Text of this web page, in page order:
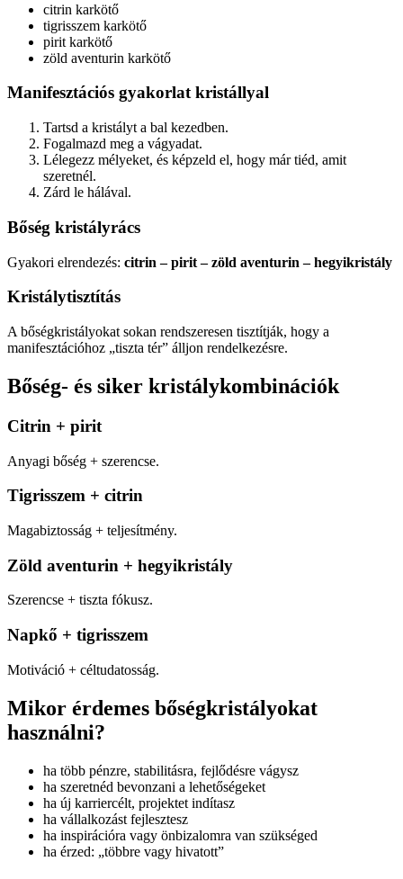
citrin karkötő
tigrisszem karkötő
pirit karkötő
zöld aventurin karkötő
Manifesztációs gyakorlat kristállyal
Tartsd a kristályt a bal kezedben.
Fogalmazd meg a vágyadat.
Lélegezz mélyeket, és képzeld el, hogy már tiéd, amit
szeretnél.
Zárd le hálával.
Bőség kristályrács
Gyakori elrendezés: citrin – pirit – zöld aventurin – hegyikristály
Kristálytisztítás
A bőségkristályokat sokan rendszeresen tisztítják, hogy a
manifesztációhoz „tiszta tér” álljon rendelkezésre.
Bőség- és siker kristálykombinációk
Citrin + pirit
Anyagi bőség + szerencse.
Tigrisszem + citrin
Magabiztosság + teljesítmény.
Zöld aventurin + hegyikristály
Szerencse + tiszta fókusz.
Napkő + tigrisszem
Motiváció + céltudatosság.
Mikor érdemes bőségkristályokat
használni?
ha több pénzre, stabilitásra, fejlődésre vágysz
ha szeretnéd bevonzani a lehetőségeket
ha új karriercélt, projektet indítasz
ha vállalkozást fejlesztesz
ha inspirációra vagy önbizalomra van szükséged
ha érzed: „többre vagy hivatott”